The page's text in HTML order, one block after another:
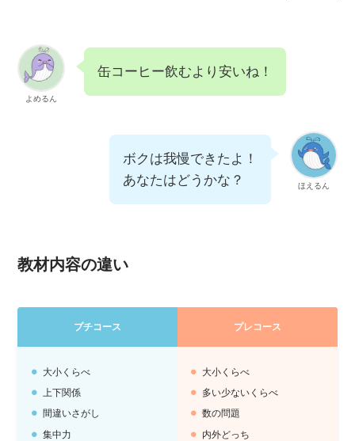
よめるん
缶コーヒー飲むより安いね！
ほえるん
ボクは我慢できたよ！
あなたはどうかな？
教材内容の違い
プチコース プレコース
大小くらべ
上下関係
間違いさがし
集中力
大小くらべ
多い少ないくらべ
数の問題
内外どっち